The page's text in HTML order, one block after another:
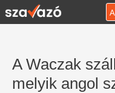
A Waczak
melyik angol